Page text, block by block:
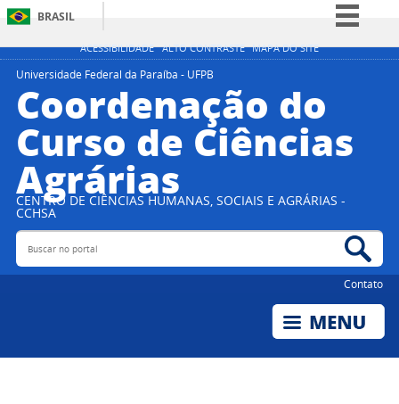
ACESSIBILIDADE ALTO CONTRASTE MAPA DO SITE
BRASIL
Simplifique!
Participe
Acesso à informação
Legislação
Universidade Federal da Paraíba - UFPB
Coordenação do
Curso de Ciências
Agrárias
CENTRO DE CIÊNCIAS HUMANAS, SOCIAIS E AGRÁRIAS -
CCHSA
Buscar no portal
Contato